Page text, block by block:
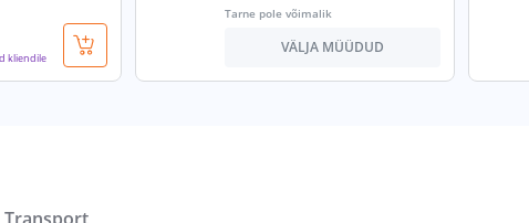
kliendile
Tarne pole võimalik
VÄLJA MÜÜDUD